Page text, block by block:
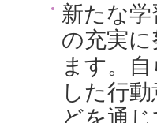
新たな
の充実
ます。
した行
どを通